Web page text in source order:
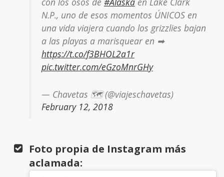
N.P., uno de esos momentos ÚNICOS en
una vida viajera cuando los grizzlies bajan
a las playas a marisquear en ➡
https://t.co/f3BHOL2a1r
pic.twitter.com/eGzoMnrGHy
— Chavetas 🗺 (@viajeschavetas)
February 12, 2018
Foto propia de Instagram más
aclamada: